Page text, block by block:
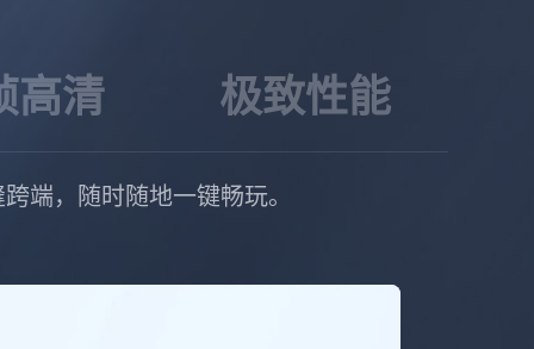
高清 极致性能
端，随时随地一键畅玩。